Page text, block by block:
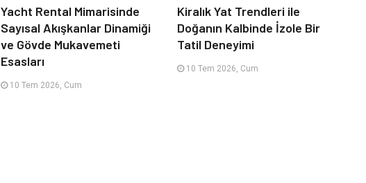
Yacht Rental Mimarisinde
Sayısal Akışkanlar Dinamiği
ve Gövde Mukavemeti
Esasları
10 Tem 2026, Cum
Kiralık Yat Trendleri ile
Doğanın Kalbinde İzole Bir
Tatil Deneyimi
10 Tem 2026, Cum